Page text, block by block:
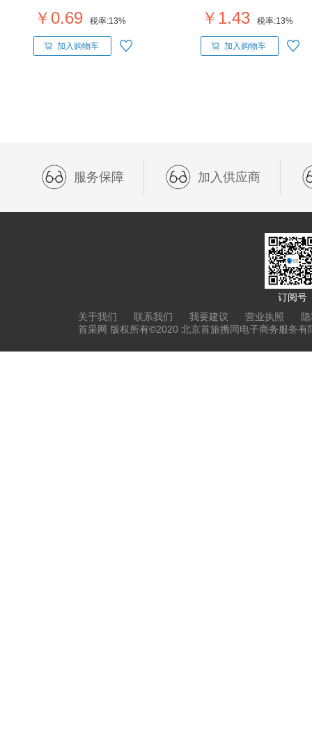
￥0.69 税率:13%
加入购物车
￥1.43 税率:13%
加入购物车
服务保障 加入供应商
订阅号
关于我们
联系我们 我要建议 营业执照
首采网 版权所有©2020 北京首旅携同电子商务服务有